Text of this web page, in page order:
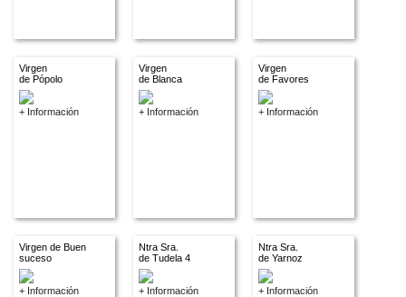
Virgen
de Pópolo
+ Información
Virgen
de Blanca
+ Información
Virgen
de Favores
+ Información
Virgen de Buen
suceso
+ Información
Ntra Sra.
de Tudela 4
+ Información
Ntra Sra.
de Yarnoz
+ Información